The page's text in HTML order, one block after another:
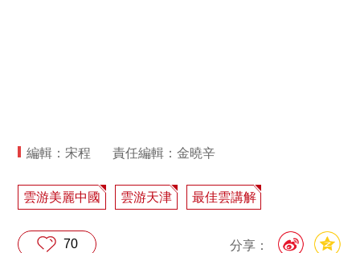
編輯：宋程 責任編輯：金曉辛
雲游美麗中國 雲游天津 最佳雲講解
分享：
70